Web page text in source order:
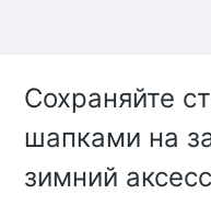
Сохраняйте
шапками на
зимний